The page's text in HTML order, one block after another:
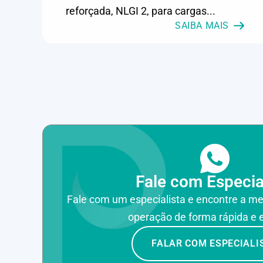
Eólico, Farmacêutica e cosmética, Frigoríficos e abate,
Laticínios, Madeira e móveis, Metalmecânica, Metalurgia
e fundição, Mineração, MRO e manutenção industrial,
Naval e portuário, Panificação, Papel e celulose,
reforçada, NLGI 2, para cargas...
SAIBA MAIS
Fale com
Fale com um especialista e encontre a
operação de forma rápida e
FALAR COM